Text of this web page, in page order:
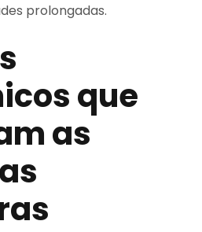
prolongadas.
que
as